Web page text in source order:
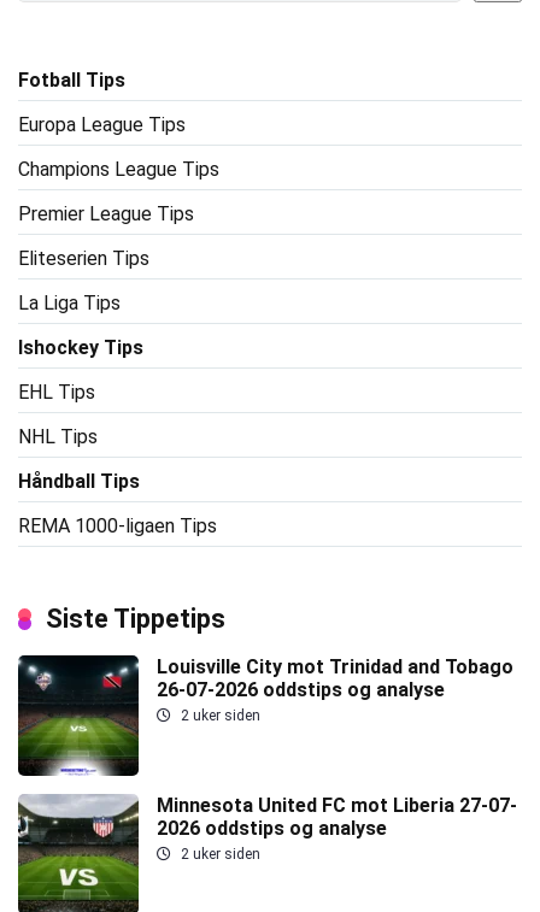
Fotball Tips
Europa League Tips
Champions League Tips
Premier League Tips
Eliteserien Tips
La Liga Tips
Ishockey Tips
EHL Tips
NHL Tips
Håndball Tips
REMA 1000-ligaen Tips
Siste Tippetips
Louisville City mot Trinidad and Tobago
26-07-2026 oddstips og analyse
2 uker siden
Minnesota United FC mot Liberia 27-07-
2026 oddstips og analyse
2 uker siden